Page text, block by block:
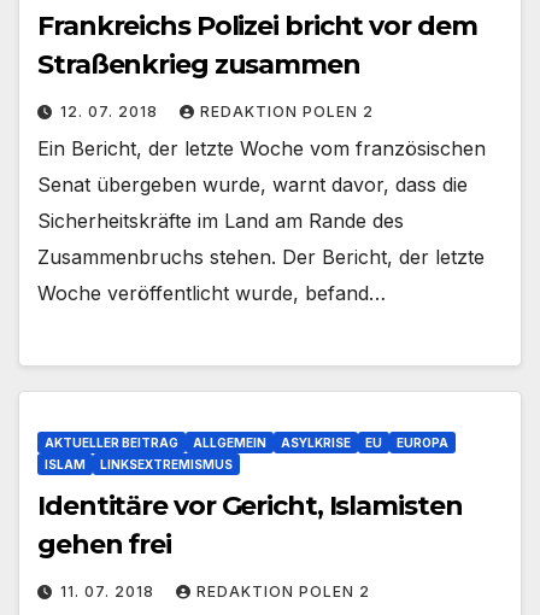
Frankreichs Polizei bricht vor dem
Straßenkrieg zusammen
12. 07. 2018 REDAKTION POLEN 2
Ein Bericht, der letzte Woche vom französischen
Senat übergeben wurde, warnt davor, dass die
Sicherheitskräfte im Land am Rande des
Zusammenbruchs stehen. Der Bericht, der letzte
Woche veröffentlicht wurde, befand…
AKTUELLER BEITRAG ALLGEMEIN ASYLKRISE EU
EUROPA
ISLAM
LINKSEXTREMISMUS
Identitäre vor Gericht, Islamisten
gehen frei
11. 07. 2018 REDAKTION POLEN 2